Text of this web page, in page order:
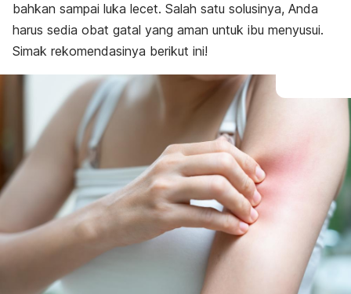
bahkan sampai luka lecet. Salah satu solusinya, Anda
harus sedia obat gatal yang aman untuk ibu menyusui.
Simak rekomendasinya berikut ini!